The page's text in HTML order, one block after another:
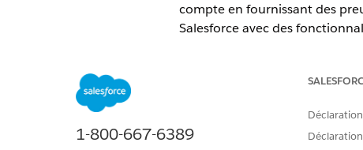
compte en fournissant des
Salesforce avec des
Disponible avec : toutes les
1-800-667-6389